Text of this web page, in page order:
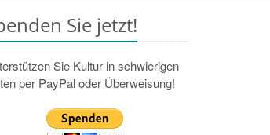
Sie jetzt!
Sie Kultur in schwierigen
per PayPal oder Überweisung!